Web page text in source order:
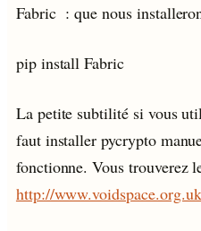
Fabric : que nous
pip install Fabric
La petite subtilité si vous
faut installer pycrypto
fonctionne. Vous trouverez
http://